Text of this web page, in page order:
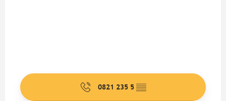
0821 235 5 ▒▒